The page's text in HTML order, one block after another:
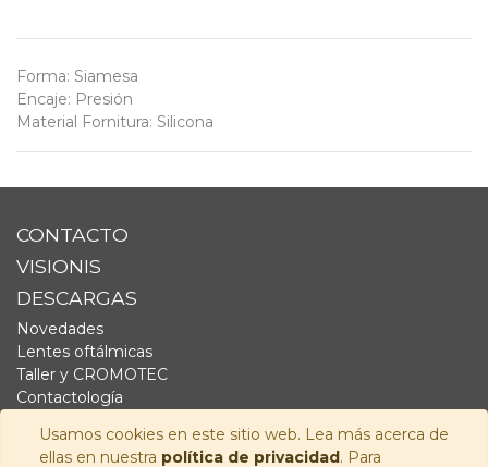
Usamos cookies en este sitio web. Lea más acerca de
ellas en nuestra política de privacidad. Para
Forma: Siamesa
Encaje: Presión
Material Fornitura: Silicona
CONTACTO
VISIONIS
DESCARGAS
Novedades
Lentes oftálmicas
Taller y CROMOTEC
Contactología
Fornitura